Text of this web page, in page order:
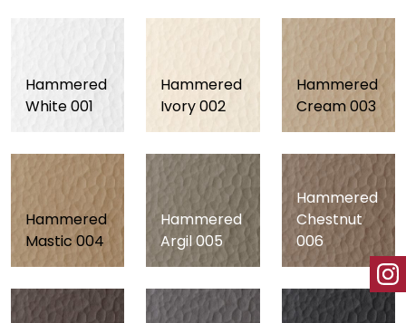
Hammered
White 001
Hammered
Ivory 002
Hammered
Cream 003
Hammered
Mastic 004
Hammered
Argil 005
Hammered
Chestnut
006